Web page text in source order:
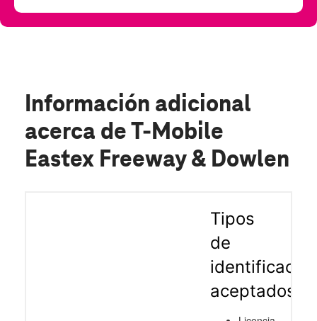
Información adicional
acerca de T-Mobile
Eastex Freeway & Dowlen
Tipos
de
aceptados